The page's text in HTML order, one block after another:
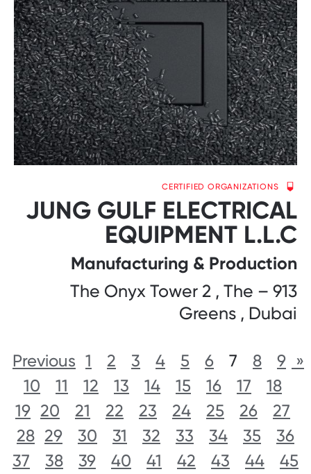
CERTIFIED ORGANIZATIONS
JUNG GULF ELECTRICAL
EQUIPMENT L.L.C
Manufacturing & Production
913 – The Onyx Tower 2 , The
Greens , Dubai
« Previous
1 2 3 4 5 6 7 8
9
10
11 12 13 14 15 16 17
18
19 20 21 22 23 24 25 26
27
28 29 30 31 32 33 34 35
36
37
38 39 40 41 42 43 44
45